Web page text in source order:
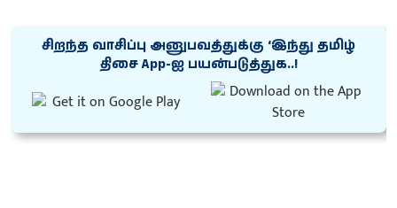
சிறந்த வாசிப்பு அனுபவத்துக்கு ‘இந்து தமிழ்
திசை App-ஐ பயன்படுத்துக..!